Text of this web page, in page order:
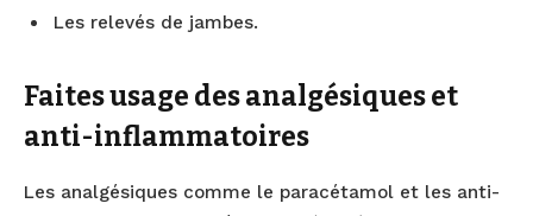
Les relevés de jambes.
Faites usage des analgésiques et
anti-inflammatoires
Les analgésiques comme le paracétamol et les anti-